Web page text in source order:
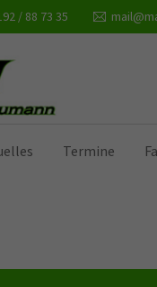
/ 88 73 35
Termine